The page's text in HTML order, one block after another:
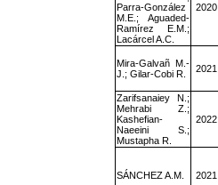
Parra-González
M.E.; Aguaded-
Ramírez E.M.;
Lacárcel A.C.
2020
Mira-Galvañ M.-
J.; Gilar-Cobi R.
2021
Zarifsanaiey N.;
Mehrabi Z.;
Kashefian-
Naeeini S.;
Mustapha R.
2022
SÁNCHEZ A.M. 2021